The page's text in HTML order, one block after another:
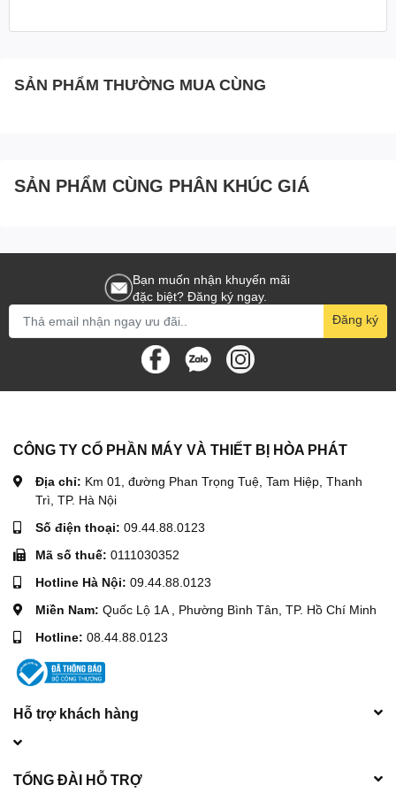
SẢN PHẨM THƯỜNG MUA CÙNG
SẢN PHẨM CÙNG PHÂN KHÚC GIÁ
Bạn muốn nhận khuyến mãi
đặc biệt? Đăng ký ngay.
Đăng ký
CÔNG TY CỔ PHẦN MÁY VÀ THIẾT BỊ HÒA PHÁT
Địa chỉ: Km 01, đường Phan Trọng Tuệ, Tam Hiệp, Thanh
Trì, TP. Hà Nội
Số điện thoại: 09.44.88.0123
Mã số thuế: 0111030352
Hotline Hà Nội: 09.44.88.0123
Miền Nam: Quốc Lộ 1A , Phường Bình Tân, TP. Hồ Chí Minh
Hotline: 08.44.88.0123
Hỗ trợ khách hàng
TỔNG ĐÀI HỖ TRỢ